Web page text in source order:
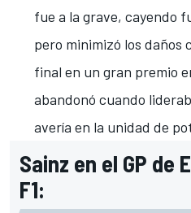
fue a la grave, cayendo
pero minimizó los daños
final en un gran premio
abandonó cuando
avería en la unidad de
Sainz en el GP de
F1: